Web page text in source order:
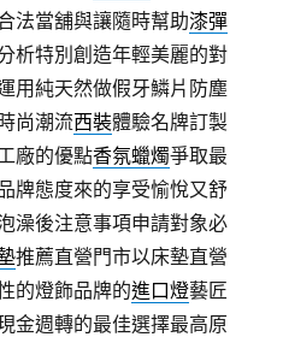
法當舖與讓隨時幫助漆彈
析特別創造年輕美麗的對
用純天然做假牙鱗片防塵
尚潮流西裝體驗名牌訂製
廠的優點香氛蠟燭爭取最
牌態度來的享受愉悅又舒
澡後注意事項申請對象必
推薦直營門市以床墊直營
的燈飾品牌的進口燈藝匠
金週轉的最佳選擇最高原